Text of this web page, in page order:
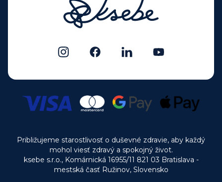
Približujeme starostlivosť o duševné zdravie, aby každý
mohol viesť zdravý a spokojný život.
ksebe s.r.o., Komárnická 16955/11 821 03 Bratislava -
mestská časť Ružinov, Slovensko